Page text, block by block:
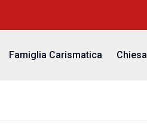
Famiglia Carismatica Chiesa